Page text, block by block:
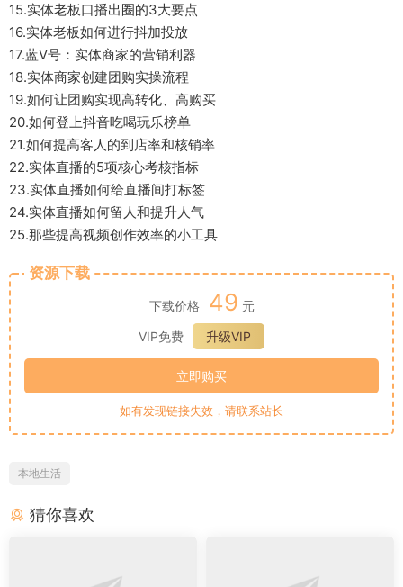
15.实体老板口播出圈的3大要点
16.实体老板如何进行抖加投放
17.蓝V号：实体商家的营销利器
18.实体商家创建团购实操流程
19.如何让团购实现高转化、高购买
20.如何登上抖音吃喝玩乐榜单
21.如何提高客人的到店率和核销率
22.实体直播的5项核心考核指标
23.实体直播如何给直播间打标签
24.实体直播如何留人和提升人气
25.那些提高视频创作效率的小工具
资源下载
下载价格 49 元
VIP免费
升级VIP
立即购买
如有发现链接失效，请联系站长
本地生活
猜你喜欢